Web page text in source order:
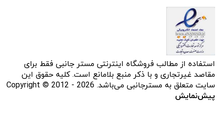
استفاده از مطالب فروشگاه اینترنتی مستر جانبی فقط برای
مقاصد غیرتجاری و با ذکر منبع بلامانع است. کلیه حقوق این
سایت متعلق به مسترجانبی می‌باشد. Copyright © 2012 - 2026
پیش‌نمایش